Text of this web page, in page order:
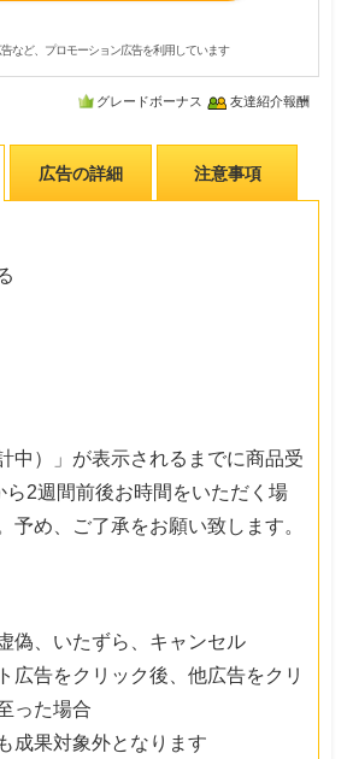
など、プロモーション広告を利用しています
グレードボーナス 友達紹介報酬
広告の詳細 注意事項
中）」が表示されるまでに商品受
ら2週間前後お時間をいただく場
予め、ご了承をお願い致します。
偽、いたずら、キャンセル
広告をクリック後、他広告をクリ
った場合
成果対象外となります